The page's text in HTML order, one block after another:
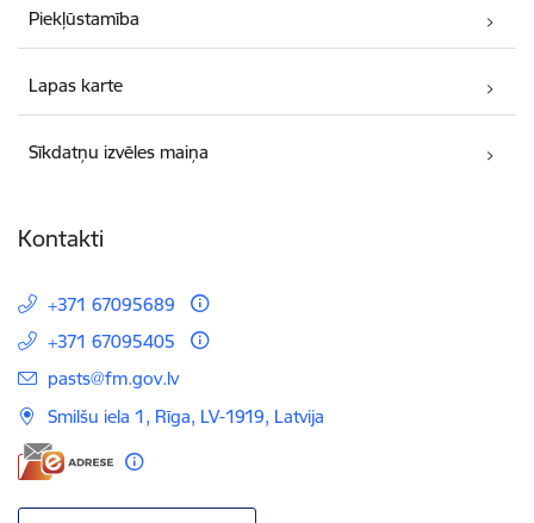
Piekļūstamība
Lapas karte
Sīkdatņu izvēles maiņa
Kontakti
+371 67095689
+371 67095405
E-pasts:
pasts@fm.gov.lv
Smilšu iela 1, Rīga, LV-1919, Latvija